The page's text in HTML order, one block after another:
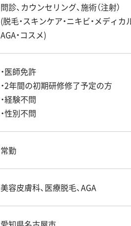
問診、カウンセリング、施術（注射）
(脱毛・スキンケア・ニキビ・メディカ
AGA・コスメ)
・医師免許
・2年間の初期研修修了予定の方
・経験不問
・性別不問
常勤
美容皮膚科、医療脱毛、AGA